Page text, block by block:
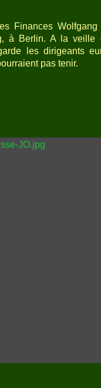
Finances
à Berlin. A la veille
les dirigeants
pas tenir.